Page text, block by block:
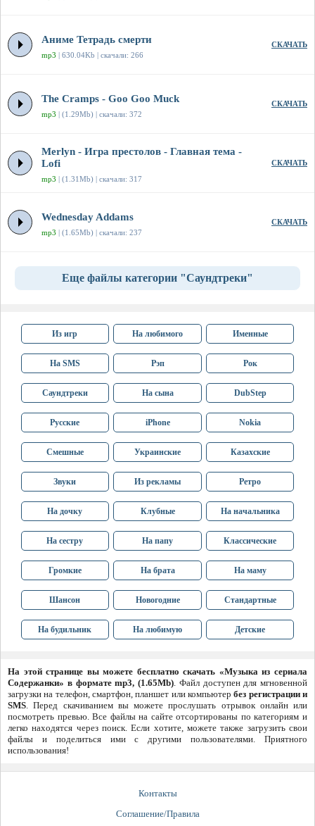
Аниме Тетрадь смерти
mp3 | 630.04Kb | скачали: 266
СКАЧАТЬ
The Cramps - Goo Goo Muck
mp3 | (1.29Mb) | скачали: 372
СКАЧАТЬ
Merlyn - Игра престолов - Главная тема -
Lofi
mp3 | (1.31Mb) | скачали: 317
СКАЧАТЬ
Wednesday Addams
mp3 | (1.65Mb) | скачали: 237
СКАЧАТЬ
Еще файлы категории "Саундтреки"
Из игр На любимого Именные
На SMS Рэп Рок
Саундтреки На сына DubStep
Русские iPhone Nokia
Смешные Украинские Казахские
Звуки Из рекламы Ретро
На дочку Клубные На начальника
На сестру На папу Классические
Громкие На брата На маму
Шансон Новогодние Стандартные
На будильник На любимую Детские
На этой странице вы можете бесплатно скачать «Музыка из сериала
Содержанки» в формате mp3, (1.65Mb). Файл доступен для мгновенной
загрузки на телефон, смартфон, планшет или компьютербез регистрации и
SMS. Перед скачиванием вы можете прослушать отрывок онлайн или
посмотреть превью. Все файлы на сайте отсортированы по категориям и
легко находятся через поиск. Если хотите, можете также загрузить свои
файлы и поделиться ими с другими пользователями. Приятного
использования!
Контакты
Соглашение/Правила